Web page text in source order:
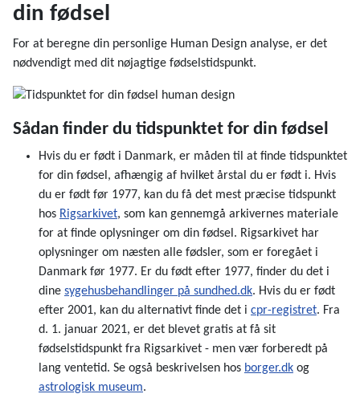
din fødsel
For at beregne din personlige Human Design analyse, er det
nødvendigt med dit nøjagtige fødselstidspunkt.
Sådan finder du tidspunktet for din fødsel
Hvis du er født i Danmark, er måden til at finde tidspunktet
for din fødsel, afhængig af hvilket årstal du er født i. Hvis
du er født før 1977, kan du få det mest præcise tidspunkt
hos Rigsarkivet, som kan gennemgå arkivernes materiale
for at finde oplysninger om din fødsel. Rigsarkivet har
oplysninger om næsten alle fødsler, som er foregået i
Danmark før 1977. Er du født efter 1977, finder du det i
dine sygehusbehandlinger på sundhed.dk. Hvis du er født
efter 2001, kan du alternativt finde det i cpr-registret. Fra
d. 1. januar 2021, er det blevet gratis at få sit
fødselstidspunkt fra Rigsarkivet - men vær forberedt på
lang ventetid. Se også beskrivelsen hos borger.dk og
astrologisk museum.